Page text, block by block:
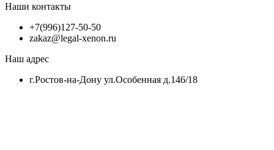
Наши контакты
+7(996)127-50-50
zakaz@legal-xenon.ru
Наш адрес
г.Ростов-на-Дону ул.Особенная д.146/18